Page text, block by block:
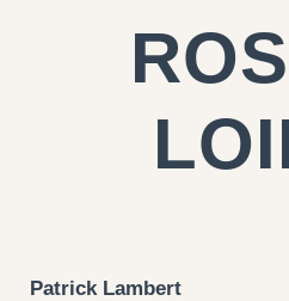
Patrick Lambert